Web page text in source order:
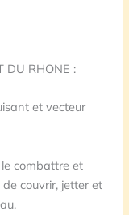
DU RHONE :
et vecteur
le combattre et
couvrir, jetter et